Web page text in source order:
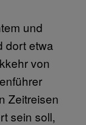
und
dort etwa
von
Zeitreisen
sein soll,